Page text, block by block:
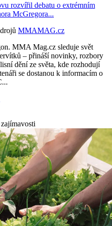
rozvířil debatu o extrémním
McGregora...
MMAMAG.cz
MMA Mag.cz sleduje svět
– přináší novinky, rozbory
dění ze světa, kde rozhodují
se dostanou k informacím o